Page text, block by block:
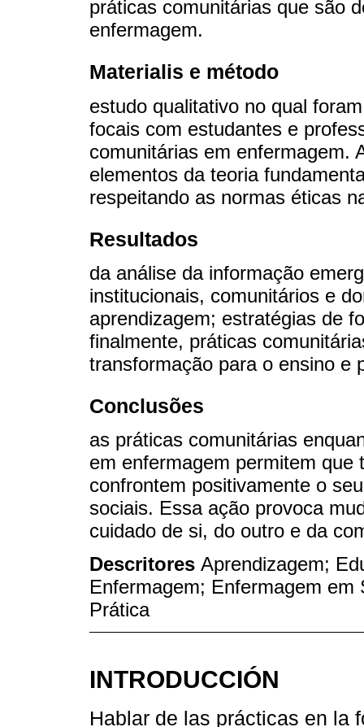
práticas comunitárias que são
enfermagem.
Materialis e método
estudo qualitativo no qual
focais com estudantes e
comunitárias em enfermagem.
elementos da teoria
respeitando as normas éticas
Resultados
da análise da informação
institucionais, comunitários e
aprendizagem; estratégias de
finalmente, práticas
transformação para o ensino e
Conclusões
as práticas comunitárias
em enfermagem permitem
confrontem positivamente o
sociais. Essa ação provoca
cuidado de si, do outro e da
Descritores Aprendizagem;
Enfermagem; Enfermagem
Prática
INTRODUCCIÓN
Hablar de las prácticas en la